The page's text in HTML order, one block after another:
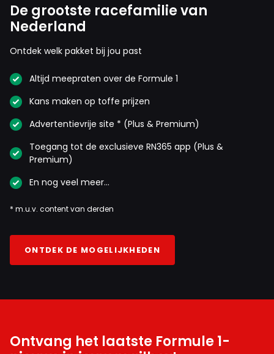
De grootste racefamilie van
Nederland
Ontdek welk pakket bij jou past
Altijd meepraten over de Formule 1
Kans maken op toffe prijzen
Advertentievrije site * (Plus & Premium)
Toegang tot de exclusieve RN365 app (Plus &
Premium)
En nog veel meer…
* m.u.v. content van derden
ONTDEK DE MOGELIJKHEDEN
Ontvang het laatste Formule 1-